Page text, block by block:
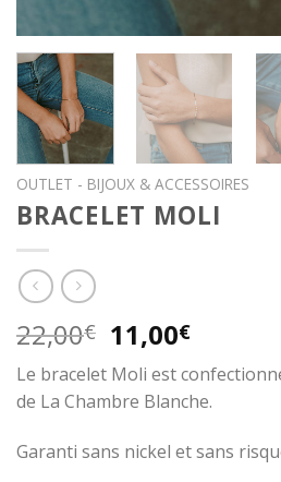
OUTLET - BIJOUX & ACCESSOIRES
BRACELET MOLI
22,00€ 11,00€
Le bracelet Moli est
de La Chambre Blanche.
Garanti sans nickel et sans